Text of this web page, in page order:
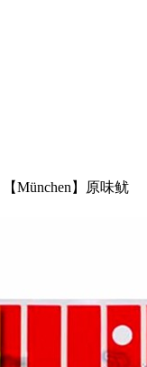
【München】原味鱿